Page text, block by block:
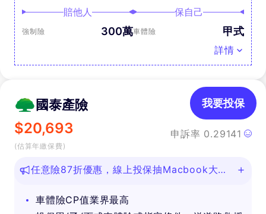
賠他人
強制險 300萬
保自己
車體險 甲式
詳情
國泰產險
$20,693
(估算年繳保費)
申訴率 0.29141
我要投保
任意險87折優惠，線上投保抽Macbook大
車體險CP值業界最高